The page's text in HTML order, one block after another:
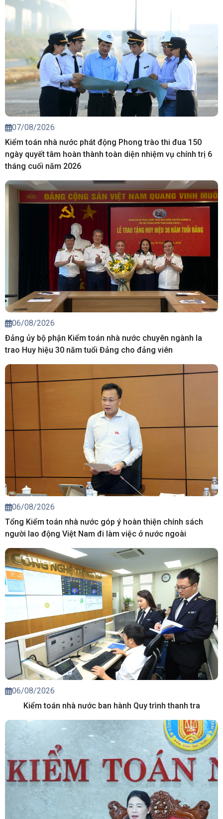
07/08/2026
Kiểm toán nhà nước phát động Phong trào thi đua 150
ngày quyết tâm hoàn thành toàn diện nhiệm vụ chính trị 6
tháng cuối năm 2026
06/08/2026
Đảng ủy bộ phận Kiểm toán nhà nước chuyên ngành Ia
trao Huy hiệu 30 năm tuổi Đảng cho đảng viên
06/08/2026
Tổng Kiểm toán nhà nước góp ý hoàn thiện chính sách
người lao động Việt Nam đi làm việc ở nước ngoài
06/08/2026
Kiểm toán nhà nước ban hành Quy trình thanh tra